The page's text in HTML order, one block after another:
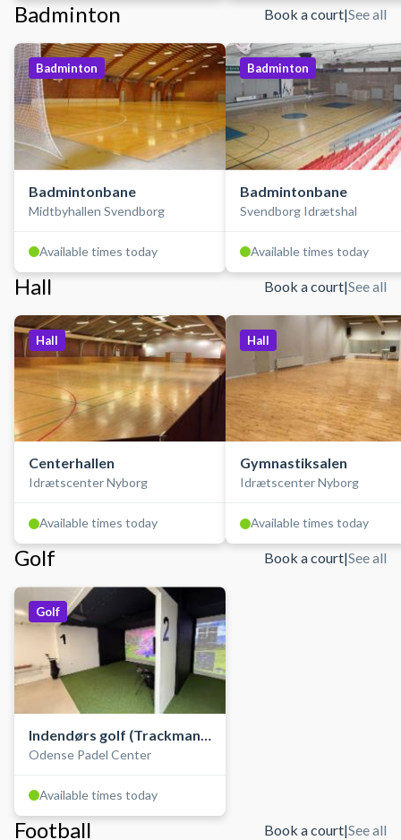
Badminton Book a court|See all
Badminton
Badmintonbane
Midtbyhallen Svendborg
Available times today
Badminton
Badmintonbane
Svendborg Idrætshal
Available times today
Hall Book a court|See all
Hall
Centerhallen
Idrætscenter Nyborg
Available times today
Hall
Gymnastiksalen
Idrætscenter Nyborg
Available times today
Golf Book a court|See all
Golf
Indendørs golf (Trackman
golfsimulator)
Odense Padel Center
Available times today
Football Book a court|See all